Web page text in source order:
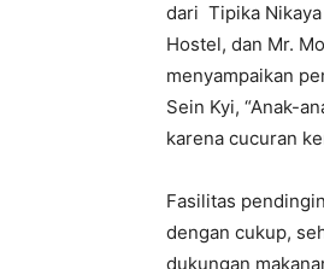
dari Tipika
Hostel, dan Mr.
menyampaikan
Sein Kyi, “Anak-
karena cucuran
Fasilitas
dengan cukup,
dukungan